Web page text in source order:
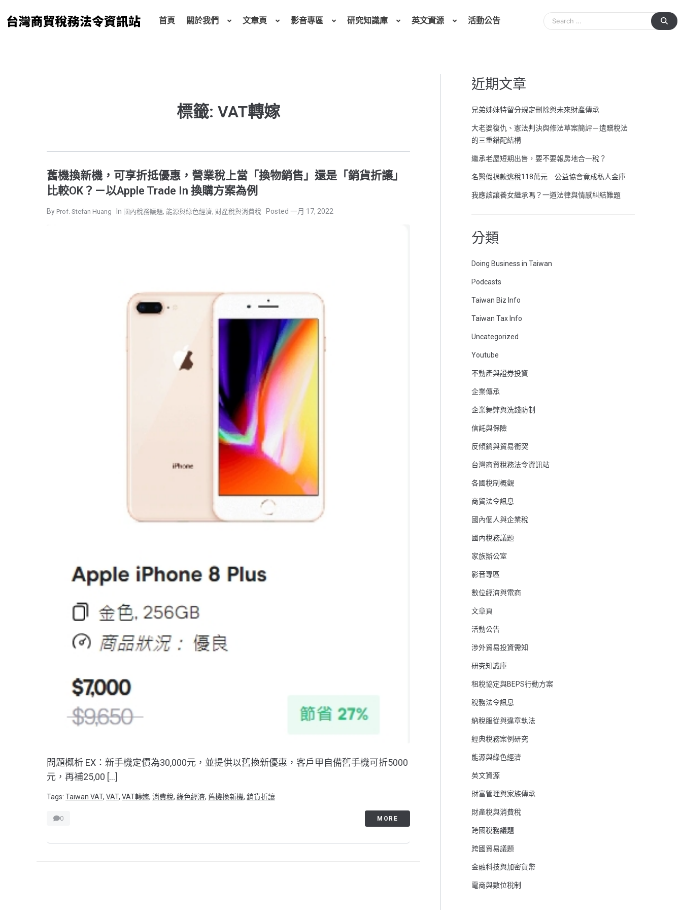
至
首頁 關於我們 文章頁 影音專區 研究知識庫 英文資源 活動公告
標籤: VAT轉嫁
舊機換新機，可享折抵優惠，營業稅上當「換物銷售」還是「銷貨折讓」
比較OK？－以Apple Trade In 換購方案為例
Prof. Stefan Huang 國內稅務議題, 能源與綠色經濟, 財產稅與消費稅 一月 17, 2022
問題概析 EX：新手機定價為30,000元，並提供以舊換新優惠，客戶甲自備舊手機可折5000
元，再補25,00 […]
Tags: Taiwan VAT, VAT, VAT轉嫁, 消費稅, 綠色經濟, 舊機換新機, 銷貨折讓
0 MORE
近期文章
兄弟姊妹特留分規定刪除與未來財產傳承
大老婆復仇、憲法判決與修法草案簡評－遺贈稅法
的三重錯配結構
繼承老屋短期出售，要不要報房地合一稅？
名醫假捐款逃稅118萬元 公益協會竟成私人金庫
我應該讓養女繼承嗎？一道法律與情感糾結難題
分類
Doing Business in Taiwan
Podcasts
Taiwan Biz Info
Taiwan Tax Info
Uncategorized
Youtube
不動產與證券投資
企業傳承
企業舞弊與洗錢防制
信託與保險
反傾銷與貿易衝突
台灣商貿稅務法令資訊站
各國稅制概觀
商貿法令訊息
國內個人與企業稅
國內稅務議題
家族辦公室
影音專區
數位經濟與電商
文章頁
活動公告
涉外貿易投資需知
研究知識庫
租稅協定與BEPS行動方案
稅務法令訊息
納稅服從與違章執法
經典稅務案例研究
能源與綠色經濟
英文資源
財富管理與家族傳承
財產稅與消費稅
跨國稅務議題
跨國貿易議題
金融科技與加密貨幣
電商與數位稅制